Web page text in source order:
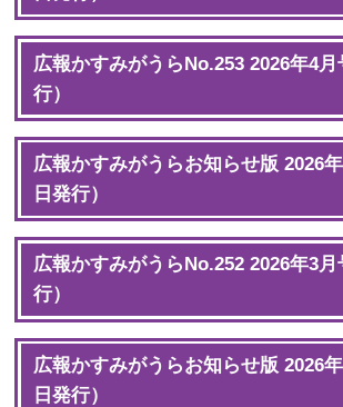
広報かすみがうらNo.253 2026年4
行）
広報かすみがうらお知らせ版 2026
日発行）
広報かすみがうらNo.252 2026年3
行）
広報かすみがうらお知らせ版 2026
日発行）